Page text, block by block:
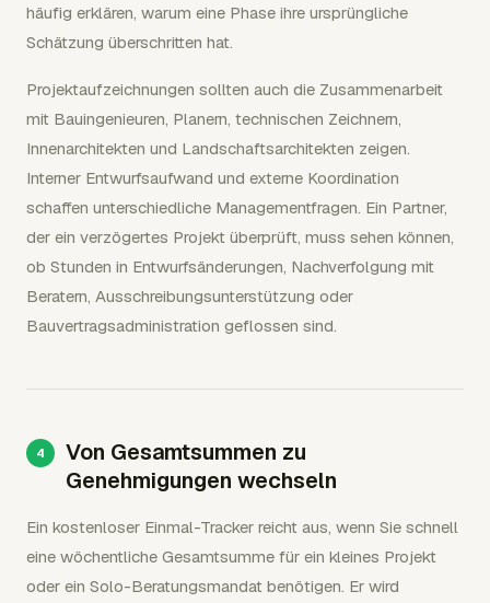
häufig erklären, warum eine Phase ihre ursprüngliche
Schätzung überschritten hat.
Projektaufzeichnungen sollten auch die Zusammenarbeit
mit Bauingenieuren, Planern, technischen Zeichnern,
Innenarchitekten und Landschaftsarchitekten zeigen.
Interner Entwurfsaufwand und externe Koordination
schaffen unterschiedliche Managementfragen. Ein Partner,
der ein verzögertes Projekt überprüft, muss sehen können,
ob Stunden in Entwurfsänderungen, Nachverfolgung mit
Beratern, Ausschreibungsunterstützung oder
Bauvertragsadministration geflossen sind.
Von Gesamtsummen zu
Genehmigungen wechseln
Ein kostenloser Einmal-Tracker reicht aus, wenn Sie schnell
eine wöchentliche Gesamtsumme für ein kleines Projekt
oder ein Solo-Beratungsmandat benötigen. Er wird